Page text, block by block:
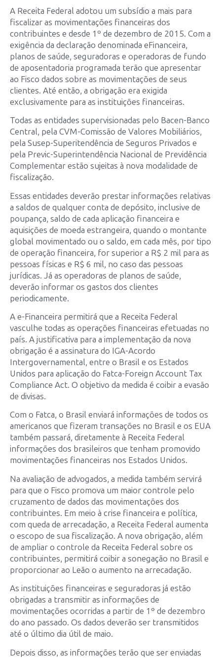
A Receita Federal adotou um subsídio a mais para
fiscalizar as movimentações financeiras dos
contribuintes e desde 1º de dezembro de 2015. Com a
exigência da declaração denominada e­Financeira,
planos de saúde, seguradoras e operadoras de fundo
de aposentadoria programada terão que apresentar
ao Fisco dados sobre as movimentações de seus
clientes. Até então, a obrigação era exigida
exclusivamente para as instituições financeiras.
Todas as entidades supervisionadas pelo Bacen-Banco
Central, pela CVM-Comissão de Valores Mobiliários,
pela Susep-Superitendência de Seguros Privados e
pela Previc-Superintendência Nacional de Previdência
Complementar estão sujeitas à nova modalidade de
fiscalização.
Essas entidades deverão prestar informações relativas
a saldos de qualquer conta de depósito, inclusive de
poupança, saldo de cada aplicação financeira e
aquisições de moeda estrangeira, quando o montante
global movimentado ou o saldo, em cada mês, por tipo
de operação financeira, for superior a R$ 2 mil para as
pessoas físicas e R$ 6 mil, no caso das pessoas
jurídicas. Já as operadoras de planos de saúde,
deverão informar os gastos dos clientes
periodicamente.
A e-Financeira permitirá que a Receita Federal
vasculhe todas as operações financeiras efetuadas no
país. A justificativa para a implementação da nova
obrigação é a assinatura do IGA-Acordo
Intergovernamental, entre o Brasil e os Estados
Unidos para aplicação do Fatca-Foreign Account Tax
Compliance Act. O objetivo da medida é coibir a evasão
de divisas.
Com o Fatca, o Brasil enviará informações de todos os
americanos que fizeram transações no Brasil e os EUA
também passará, diretamente à Receita Federal
informações dos brasileiros que tenham promovido
movimentações financeiras nos Estados Unidos.
Na avaliação de advogados, a medida também servirá
para que o Fisco promova um maior controle pelo
cruzamento de dados das movimentações dos
contribuintes. Em meio à crise financeira e política,
com queda de arrecadação, a Receita Federal aumenta
o escopo de sua fiscalização. A nova obrigação, além
de ampliar o controle da Receita Federal sobre os
contribuintes, permitirá coibir a sonegação no Brasil e
proporcionar ao Leão o aumento na arrecadação.
As instituições financeiras e seguradoras já estão
obrigadas a transmitir as informações de
movimentações ocorridas a partir de 1º de dezembro
do ano passado. Os dados deverão ser transmitidos
até o último dia útil de maio.
Depois disso, as informações terão que ser enviadas